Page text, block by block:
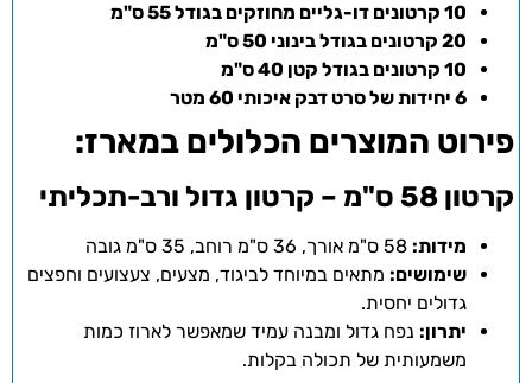
10 קרטונים דו-גליים מחוזקים בגודל 55 ס"מ
20 קרטונים בגודל בינוני 50 ס"מ
10 קרטונים בגודל קטן 40 ס"מ
6 יחידות של סרט דבק איכותי 60 מטר
פירוט המוצרים הכלולים במארז:
קרטון 58 ס"מ – קרטון גדול ורב-תכליתי
מידות: 58 ס"מ אורך, 36 ס"מ רוחב, 35 ס"מ גובה
שימושים: מתאים במיוחד לביגוד, מצעים, צעצועים וחפצים
גדולים יחסית.
יתרון: נפח גדול ומבנה עמיד שמאפשר לארוז כמות
משמעותית של תכולה בקלות.